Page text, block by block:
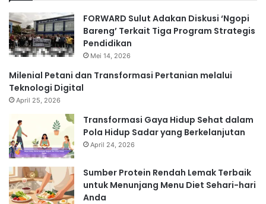
FORWARD Sulut Adakan Diskusi ‘Ngopi
Bareng’ Terkait Tiga Program Strategis
Pendidikan
Mei 14, 2026
Milenial Petani dan Transformasi Pertanian melalui
Teknologi Digital
April 25, 2026
Transformasi Gaya Hidup Sehat dalam
Pola Hidup Sadar yang Berkelanjutan
April 24, 2026
Sumber Protein Rendah Lemak Terbaik
untuk Menunjang Menu Diet Sehari-hari
Anda